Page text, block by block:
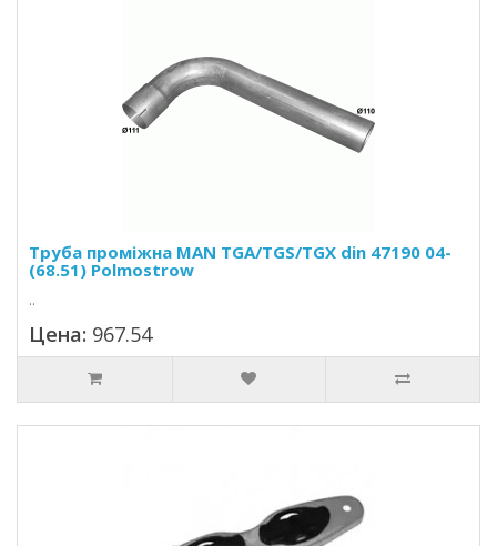
Труба проміжна MAN TGA/TGS/TGX din 47190 04-
(68.51) Polmostrow
..
Цена: 967.54